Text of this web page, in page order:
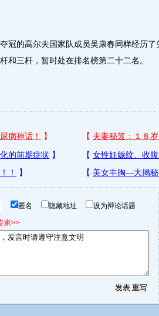
的高尔夫国家队成员吴康春同样经历了
和三杆，暂时处在排名榜第二十二名。
匿名 隐藏地址 设为辩论话题
家>>